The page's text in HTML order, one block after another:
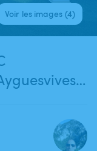
Voir les images (4)